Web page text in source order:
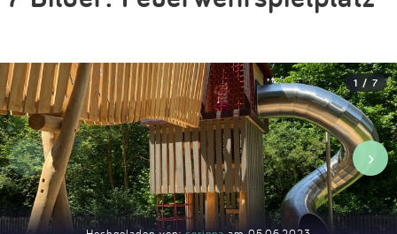
Blog
Partner
Kontakt
1 / 7
‹ ›